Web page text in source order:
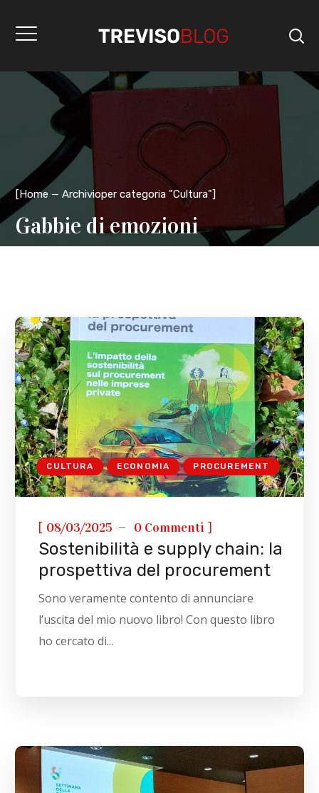
[Home Archivioper categoria "Cultura"]
Gabbie di emozioni
CULTURA ECONOMIA PROCUREMENT
[ 08/03/2025 0 Commenti ]
Sostenibilità e supply chain: la
prospettiva del procurement
Sono veramente contento di annunciare
l’uscita del mio nuovo libro! Con questo libro
ho cercato di...